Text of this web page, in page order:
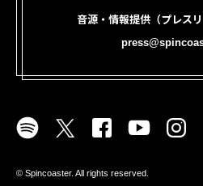
音源・情報提供（プレス
©︎ Spincoaster. All rights reserved.